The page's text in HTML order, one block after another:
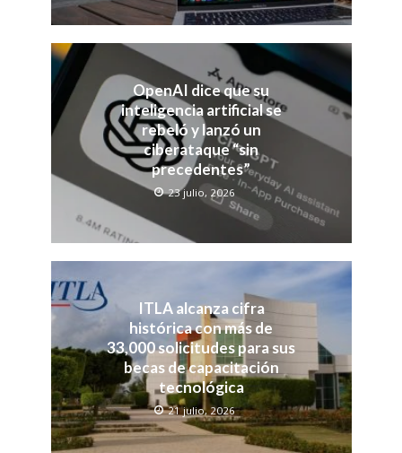
OpenAI dice que su
inteligencia artificial se
rebeló y lanzó un
ciberataque “sin
precedentes”
23 julio, 2026
ITLA alcanza cifra
histórica con más de
33,000 solicitudes para sus
becas de capacitación
tecnológica
21 julio, 2026